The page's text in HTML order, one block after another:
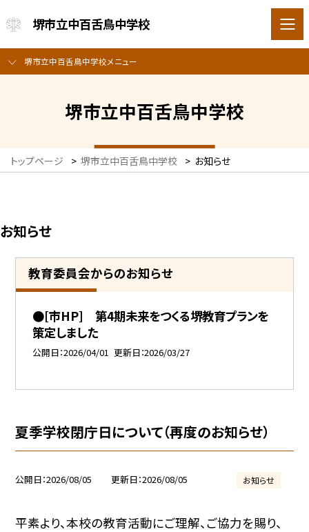
堺市立中百舌鳥中学校
堺市立中百舌鳥中学校メニュー
堺市立中百舌鳥中学校
トップページ > 堺市立中百舌鳥中学校 > お知らせ
お知らせ
教育委員会からのお知らせ
●[市HP] 第4期未来をつくる堺教育プランを
策定しました
公開日 2026/04/01 更新日 2026/03/27
夏季学校閉庁日について（再度のお知らせ）
公開日 2026/08/05 更新日 2026/08/05 お知らせ
平素より、本校の教育活動にご理解、ご協力を賜り、